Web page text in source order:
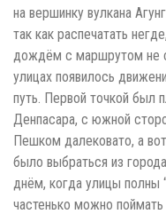
на вершинку вулкана
так как распечатать
дождём с маршрутом не
улицах появилось
путь. Первой точкой был
Денпасара, с южной
Пешком далековато, а
было выбраться из
днём, когда улицы полны
частенько можно